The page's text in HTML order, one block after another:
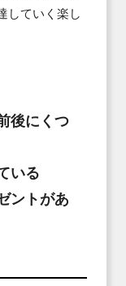
していく楽し
後にくつ
いる
ントがあ